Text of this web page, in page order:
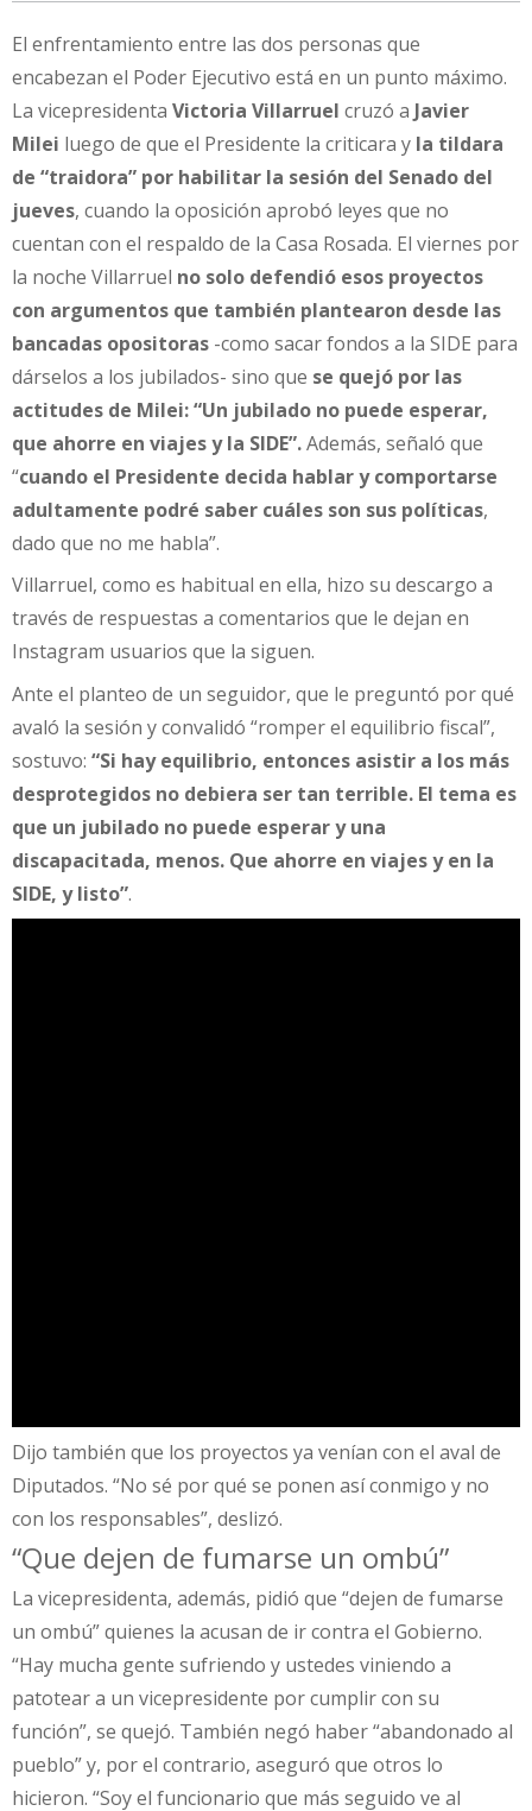
El enfrentamiento entre las dos personas que
encabezan el Poder Ejecutivo está en un punto máximo.
La vicepresidenta Victoria Villarruel cruzó a Javier
Milei luego de que el Presidente la criticara y la tildara
de “traidora” por habilitar la sesión del Senado del
jueves, cuando la oposición aprobó leyes que no
cuentan con el respaldo de la Casa Rosada. El viernes por
la noche Villarruel no solo defendió esos proyectos
con argumentos que también plantearon desde las
bancadas opositoras -como sacar fondos a la SIDE para
dárselos a los jubilados- sino que se quejó por las
actitudes de Milei: “Un jubilado no puede esperar,
que ahorre en viajes y la SIDE”.Además, señaló que
“cuando el Presidente decida hablar y comportarse
adultamente podré saber cuáles son sus políticas,
dado que no me habla”.
Villarruel, como es habitual en ella, hizo su descargo a
través de respuestas a comentarios que le dejan en
Instagram usuarios que la siguen.
Ante el planteo de un seguidor, que le preguntó por qué
avaló la sesión y convalidó “romper el equilibrio fiscal”,
sostuvo: “Si hay equilibrio, entonces asistir a los más
desprotegidos no debiera ser tan terrible. El tema es
que un jubilado no puede esperar y una
discapacitada, menos. Que ahorre en viajes y en la
SIDE, y listo”.
Dijo también que los proyectos ya venían con el aval de
Diputados. “No sé por qué se ponen así conmigo y no
con los responsables”, deslizó.
“Que dejen de fumarse un ombú”
La vicepresidenta, además, pidió que “dejen de fumarse
un ombú” quienes la acusan de ir contra el Gobierno.
“Hay mucha gente sufriendo y ustedes viniendo a
patotear a un vicepresidente por cumplir con su
función”, se quejó. También negó haber “abandonado al
pueblo” y, por el contrario, aseguró que otros lo
hicieron. “Soy el funcionario que más seguido ve al